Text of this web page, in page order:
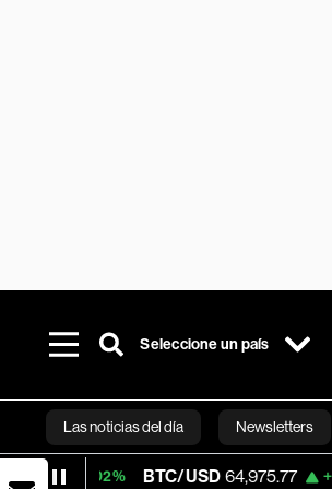
Seleccione un país
Las noticias del día Newsletters
BTC/USD 64,975.77 +0.06%